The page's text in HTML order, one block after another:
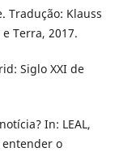
Tradução: Klauss
Terra, 2017.
Siglo XXI de
In: LEAL,
entender o